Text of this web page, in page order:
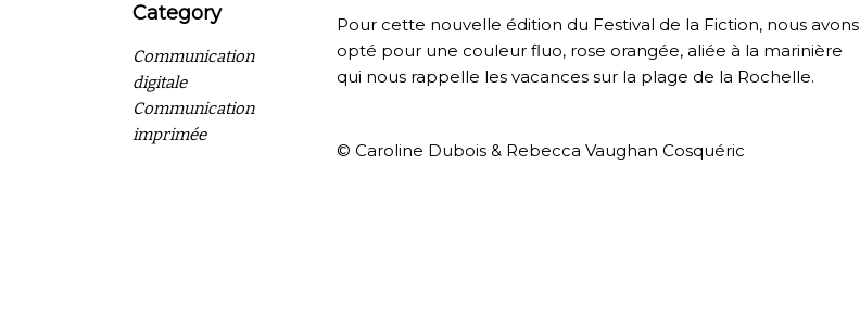
Category
Communication
digitale
Communication
imprimée
Pour cette nouvelle édition du Festival de la Fiction, nous avons
opté pour une couleur fluo, rose orangée, aliée à la marinière
qui nous rappelle les vacances sur la plage de la Rochelle.
© Caroline Dubois & Rebecca Vaughan Cosquéric